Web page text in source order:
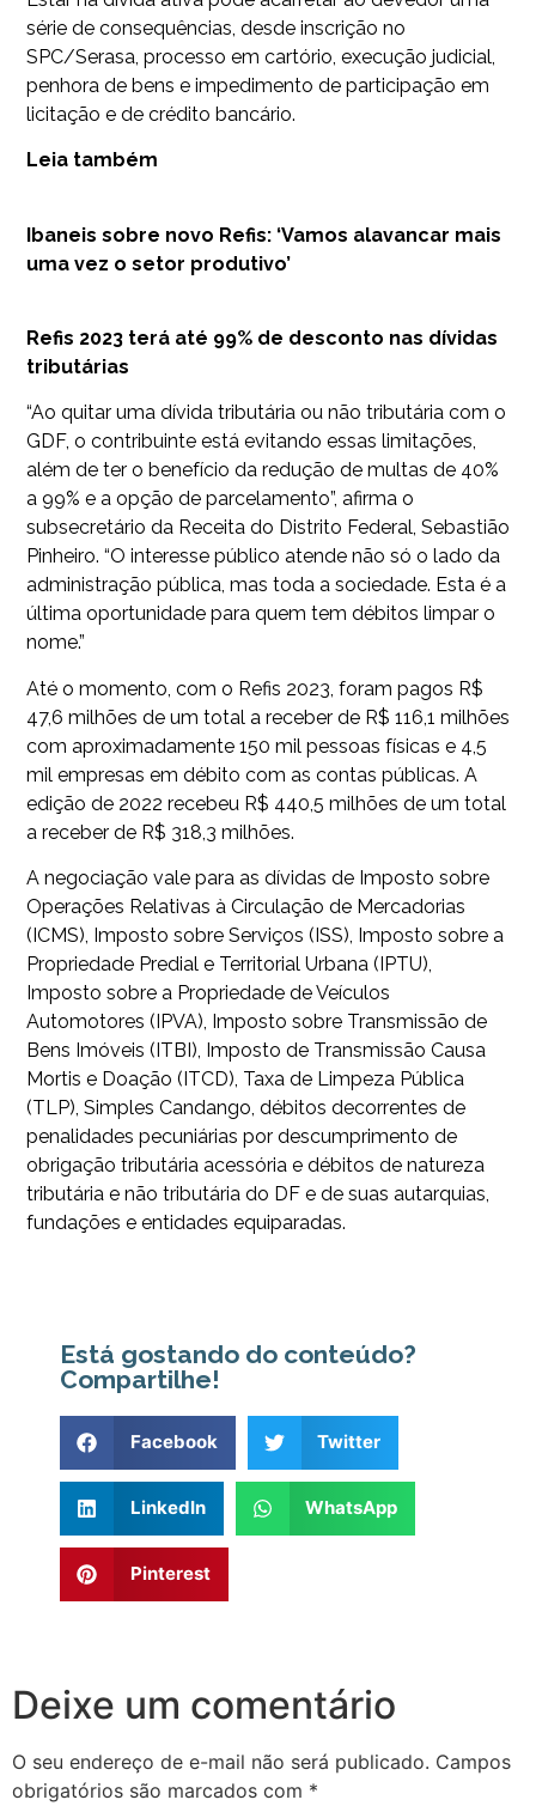
série de consequências, desde inscrição no
SPC/Serasa, processo em cartório, execução judicial,
penhora de bens e impedimento de participação em
licitação e de crédito bancário.
Leia também
Ibaneis sobre novo Refis: ‘Vamos alavancar mais
uma vez o setor produtivo’
Refis 2023 terá até 99% de desconto nas dívidas
tributárias
“Ao quitar uma dívida tributária ou não tributária com o
GDF, o contribuinte está evitando essas limitações,
além de ter o benefício da redução de multas de 40%
a 99% e a opção de parcelamento”, afirma o
subsecretário da Receita do Distrito Federal, Sebastião
Pinheiro. “O interesse público atende não só o lado da
administração pública, mas toda a sociedade. Esta é a
última oportunidade para quem tem débitos limpar o
nome.”
Até o momento, com o Refis 2023, foram pagos R$
47,6 milhões de um total a receber de R$ 116,1 milhões
com aproximadamente 150 mil pessoas físicas e 4,5
mil empresas em débito com as contas públicas. A
edição de 2022 recebeu R$ 440,5 milhões de um total
a receber de R$ 318,3 milhões.
A negociação vale para as dívidas de Imposto sobre
Operações Relativas à Circulação de Mercadorias
(ICMS), Imposto sobre Serviços (ISS), Imposto sobre a
Propriedade Predial e Territorial Urbana (IPTU),
Imposto sobre a Propriedade de Veículos
Automotores (IPVA), Imposto sobre Transmissão de
Bens Imóveis (ITBI), Imposto de Transmissão Causa
Mortis e Doação (ITCD), Taxa de Limpeza Pública
(TLP), Simples Candango, débitos decorrentes de
penalidades pecuniárias por descumprimento de
obrigação tributária acessória e débitos de natureza
tributária e não tributária do DF e de suas autarquias,
fundações e entidades equiparadas.
Está gostando do conteúdo?
Compartilhe!
Facebook Twitter
LinkedIn WhatsApp
Pinterest
Deixe um comentário
O seu endereço de e-mail não será publicado. Campos
obrigatórios são marcados com *